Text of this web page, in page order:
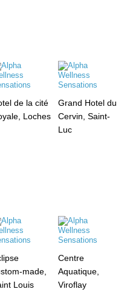
de la cité
Loches
Grand Hotel du
Cervin, Saint-
Luc
made,
Louis
Centre
Aquatique,
Viroflay